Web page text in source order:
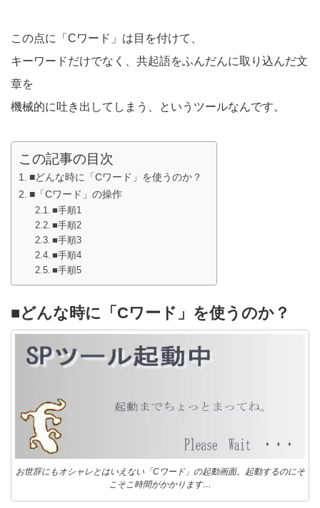
この点に「Cワード」は目を付けて、
キーワードだけでなく、共起語をふんだんに取り込んだ文
章を
機械的に吐き出してしまう、というツールなんです。
この記事の目次
■どんな時に「Cワード」を使うのか？
■「Cワード」の操作
■手順1
■手順2
■手順3
■手順4
■手順5
■どんな時に「Cワード」を使うのか？
お世辞にもオシャレとはいえない「Cワード」の起動画面。起動するのにそ
こそこ時間がかかります…